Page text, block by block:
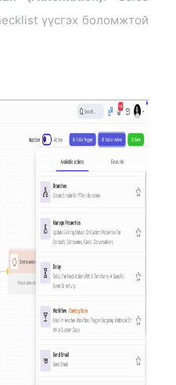
үүсгэх боломжтой